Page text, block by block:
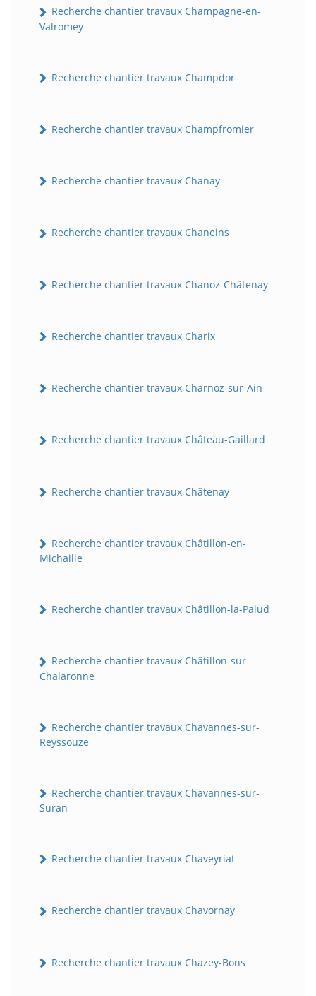
Recherche chantier travaux Champagne-en-
Valromey
Recherche chantier travaux Champdor
Recherche chantier travaux Champfromier
Recherche chantier travaux Chanay
Recherche chantier travaux Chaneins
Recherche chantier travaux Chanoz-Châtenay
Recherche chantier travaux Charix
Recherche chantier travaux Charnoz-sur-Ain
Recherche chantier travaux Château-Gaillard
Recherche chantier travaux Châtenay
Recherche chantier travaux Châtillon-en-
Michaille
Recherche chantier travaux Châtillon-la-Palud
Recherche chantier travaux Châtillon-sur-
Chalaronne
Recherche chantier travaux Chavannes-sur-
Reyssouze
Recherche chantier travaux Chavannes-sur-
Suran
Recherche chantier travaux Chaveyriat
Recherche chantier travaux Chavornay
Recherche chantier travaux Chazey-Bons